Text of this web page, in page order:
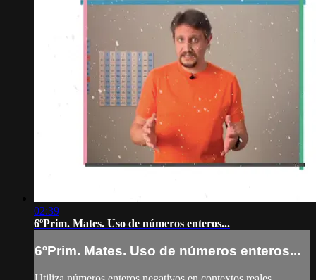
02:39
6ºPrim. Mates. Uso de números enteros...
6ºPrim. Mates. Uso de números enteros...